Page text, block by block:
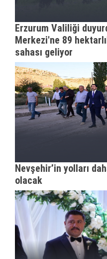
Erzurum Valiliği
Merkezi'ne 89
sahası geliyor
Nevşehir’in yolları
olacak